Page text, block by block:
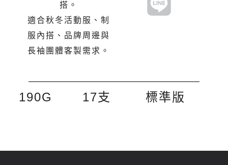
搭。
適合秋冬活動服、制
服內搭、品牌周邊與
長袖團體客製需求。
190G 17支 標準版​